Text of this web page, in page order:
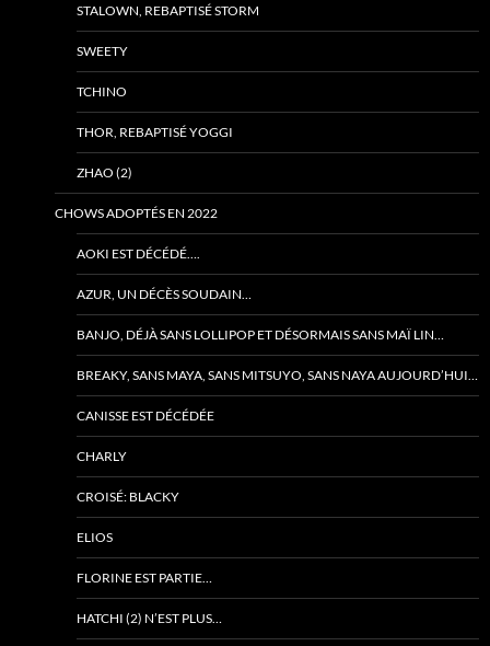
STALOWN, REBAPTISÉ STORM
SWEETY
TCHINO
THOR, REBAPTISÉ YOGGI
ZHAO (2)
CHOWS ADOPTÉS EN 2022
AOKI EST DÉCÉDÉ….
AZUR, UN DÉCÈS SOUDAIN…
BANJO, DÉJÀ SANS LOLLIPOP ET DÉSORMAIS SANS MAÏ LIN…
BREAKY, SANS MAYA, SANS MITSUYO, SANS NAYA AUJOURD’HUI…
CANISSE EST DÉCÉDÉE
CHARLY
CROISÉ: BLACKY
ELIOS
FLORINE EST PARTIE…
HATCHI (2) N’EST PLUS…